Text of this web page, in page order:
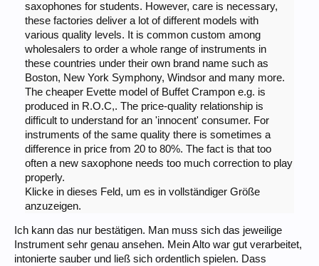
saxophones for students. However, care is necessary,
these factories deliver a lot of different models with
various quality levels. It is common custom among
wholesalers to order a whole range of instruments in
these countries under their own brand name such as
Boston, New York Symphony, Windsor and many more.
The cheaper Evette model of Buffet Crampon e.g. is
produced in R.O.C,. The price-quality relationship is
difficult to understand for an 'innocent' consumer. For
instruments of the same quality there is sometimes a
difference in price from 20 to 80%. The fact is that too
often a new saxophone needs too much correction to play
properly.
Klicke in dieses Feld, um es in vollständiger Größe
anzuzeigen.
Ich kann das nur bestätigen. Man muss sich das jeweilige
Instrument sehr genau ansehen. Mein Alto war gut verarbeitet,
intonierte sauber und ließ sich ordentlich spielen. Dass